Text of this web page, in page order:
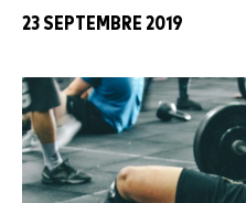
23 SEPTEMBRE 2019